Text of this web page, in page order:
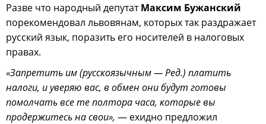
Разве что народный депутатМаксим Бужанский
порекомендовал львовянам, которых так раздражает
русский язык, поразить его носителей в налоговых
правах.
«Запретить им (русскоязычным — Ред.) платить
налоги, и уверяю вас, в обмен они будут готовы
помолчать все те полтора часа, которые вы
продержитесь на свои», — ехидно предложил